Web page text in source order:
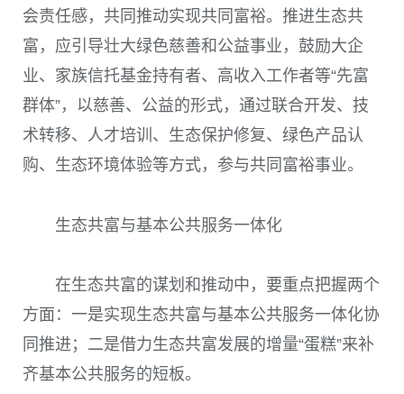
会责任感，共同推动实现共同富裕。推进生态共
富，应引导壮大绿色慈善和公益事业，鼓励大企
业、家族信托基金持有者、高收入工作者等“先富
群体”，以慈善、公益的形式，通过联合开发、技
术转移、人才培训、生态保护修复、绿色产品认
购、生态环境体验等方式，参与共同富裕事业。
生态共富与基本公共服务一体化
在生态共富的谋划和推动中，要重点把握两个
方面：一是实现生态共富与基本公共服务一体化协
同推进；二是借力生态共富发展的增量“蛋糕”来补
齐基本公共服务的短板。